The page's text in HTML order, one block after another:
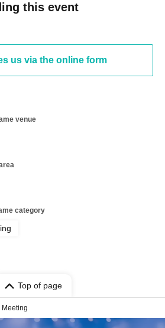
this event
us via the online form
venue
category
Top of page